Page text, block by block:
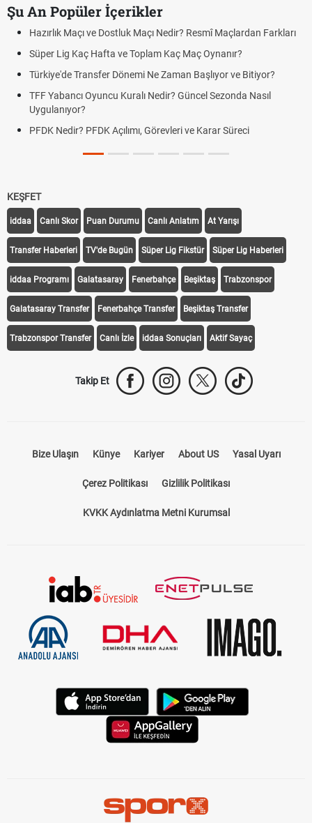
Şu An Popüler İçerikler
Hazırlık Maçı ve Dostluk Maçı Nedir? Resmî Maçlardan Farkları
Süper Lig Kaç Hafta ve Toplam Kaç Maç Oynanır?
Türkiye'de Transfer Dönemi Ne Zaman Başlıyor ve Bitiyor?
TFF Yabancı Oyuncu Kuralı Nedir? Güncel Sezonda Nasıl
Uygulanıyor?
PFDK Nedir? PFDK Açılımı, Görevleri ve Karar Süreci
KEŞFET
iddaa Canlı Skor Puan Durumu Canlı Anlatım At Yarışı
Transfer Haberleri TV'de Bugün Süper Lig Fikstür Süper Lig Haberleri
iddaa Programı Galatasaray Fenerbahçe Beşiktaş Trabzonspor
Galatasaray Transfer Fenerbahçe Transfer Beşiktaş Transfer
Trabzonspor Transfer Canlı İzle iddaa Sonuçları Aktif Sayaç
Takip Et
Bize Ulaşın Künye Kariyer About US Yasal Uyarı
Çerez Politikası Gizlilik Politikası
KVKK Aydınlatma Metni Kurumsal